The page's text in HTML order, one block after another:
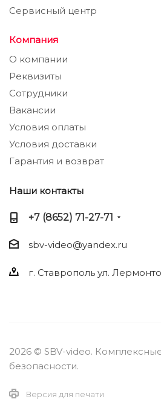
Сервисный центр
Компания
О компании
Реквизиты
Сотрудники
Вакансии
Условия оплаты
Условия доставки
Гарантия и возврат
Наши контакты
+7 (8652) 71-27-71
sbv-video@yandex.ru
г. Ставрополь ул.
2026 © SBV-video.
безопасности.
Версия для печати